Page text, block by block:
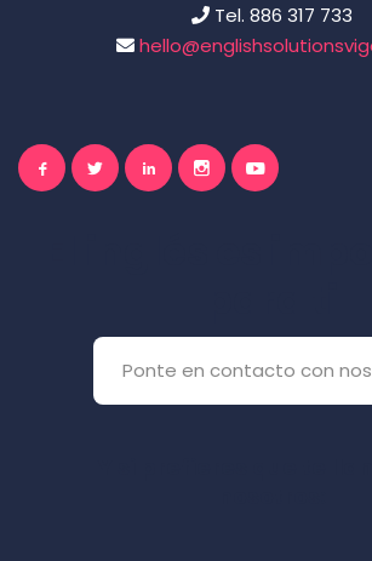
Tel. 886 317 733
Ponte en contacto con